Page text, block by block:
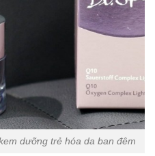
dưỡng trẻ hóa da ban đêm